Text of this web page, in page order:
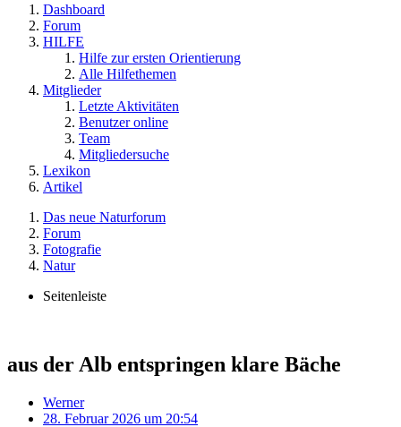
Dashboard
Forum
HILFE
Hilfe zur ersten Orientierung
Alle Hilfethemen
Mitglieder
Letzte Aktivitäten
Benutzer online
Team
Mitgliedersuche
Lexikon
Artikel
Das neue Naturforum
Forum
Fotografie
Natur
Seitenleiste
aus der Alb entspringen klare Bäche
Werner
28. Februar 2026 um 20:54